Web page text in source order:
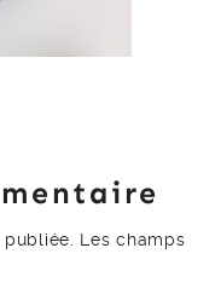
Les champs